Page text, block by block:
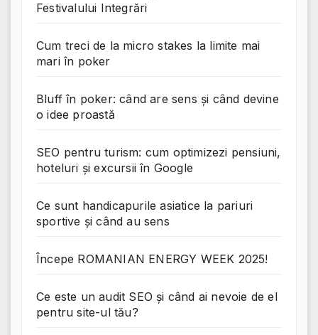
Festivalului Integrări
Cum treci de la micro stakes la limite mai
mari în poker
Bluff în poker: când are sens și când devine
o idee proastă
SEO pentru turism: cum optimizezi pensiuni,
hoteluri și excursii în Google
Ce sunt handicapurile asiatice la pariuri
sportive și când au sens
Începe ROMANIAN ENERGY WEEK 2025!
Ce este un audit SEO și când ai nevoie de el
pentru site-ul tău?